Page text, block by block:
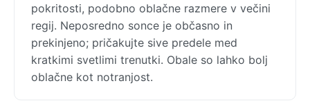
pokritosti, podobno oblačne razmere v večini
regij. Neposredno sonce je občasno in
prekinjeno; pričakujte sive predele med
kratkimi svetlimi trenutki. Obale so lahko bolj
oblačne kot notranjost.